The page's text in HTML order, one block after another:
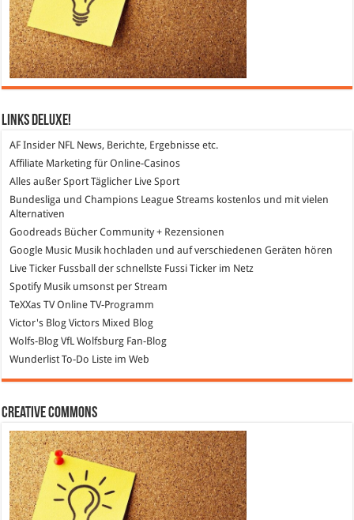
Links DeLuXe!
AF Insider NFL News, Berichte, Ergebnisse etc.
Affiliate Marketing für Online-Casinos
Alles außer SportTäglicher Live Sport
Bundesliga und Champions League Streams kostenlos und mit vielen
Alternativen
Goodreads Bücher Community + Rezensionen
Google Music Musik hochladen und auf verschiedenen Geräten hören
Live Ticker Fussball
der schnellste Fussi Ticker im Netz
SpotifyMusik umsonst per Stream
TeXXas TVOnline TV-Programm
Victor's Blog Victors Mixed Blog
Wolfs-Blog VfL Wolfsburg Fan-Blog
WunderlistTo-Do Liste im Web
Creative Commons